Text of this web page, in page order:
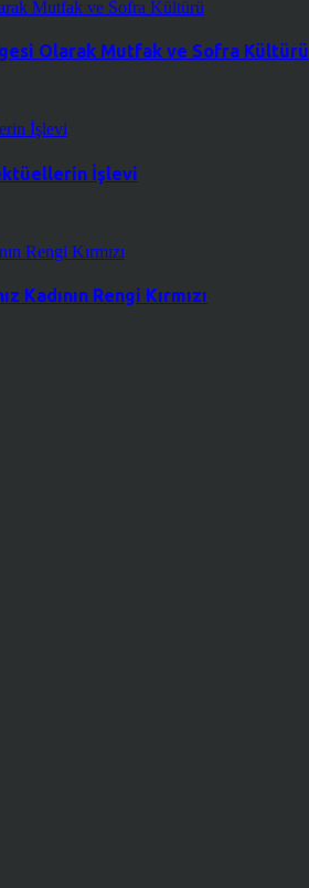
Olarak Mutfak ve Sofra Kültürü
İşlevi
Rengi Kırmızı